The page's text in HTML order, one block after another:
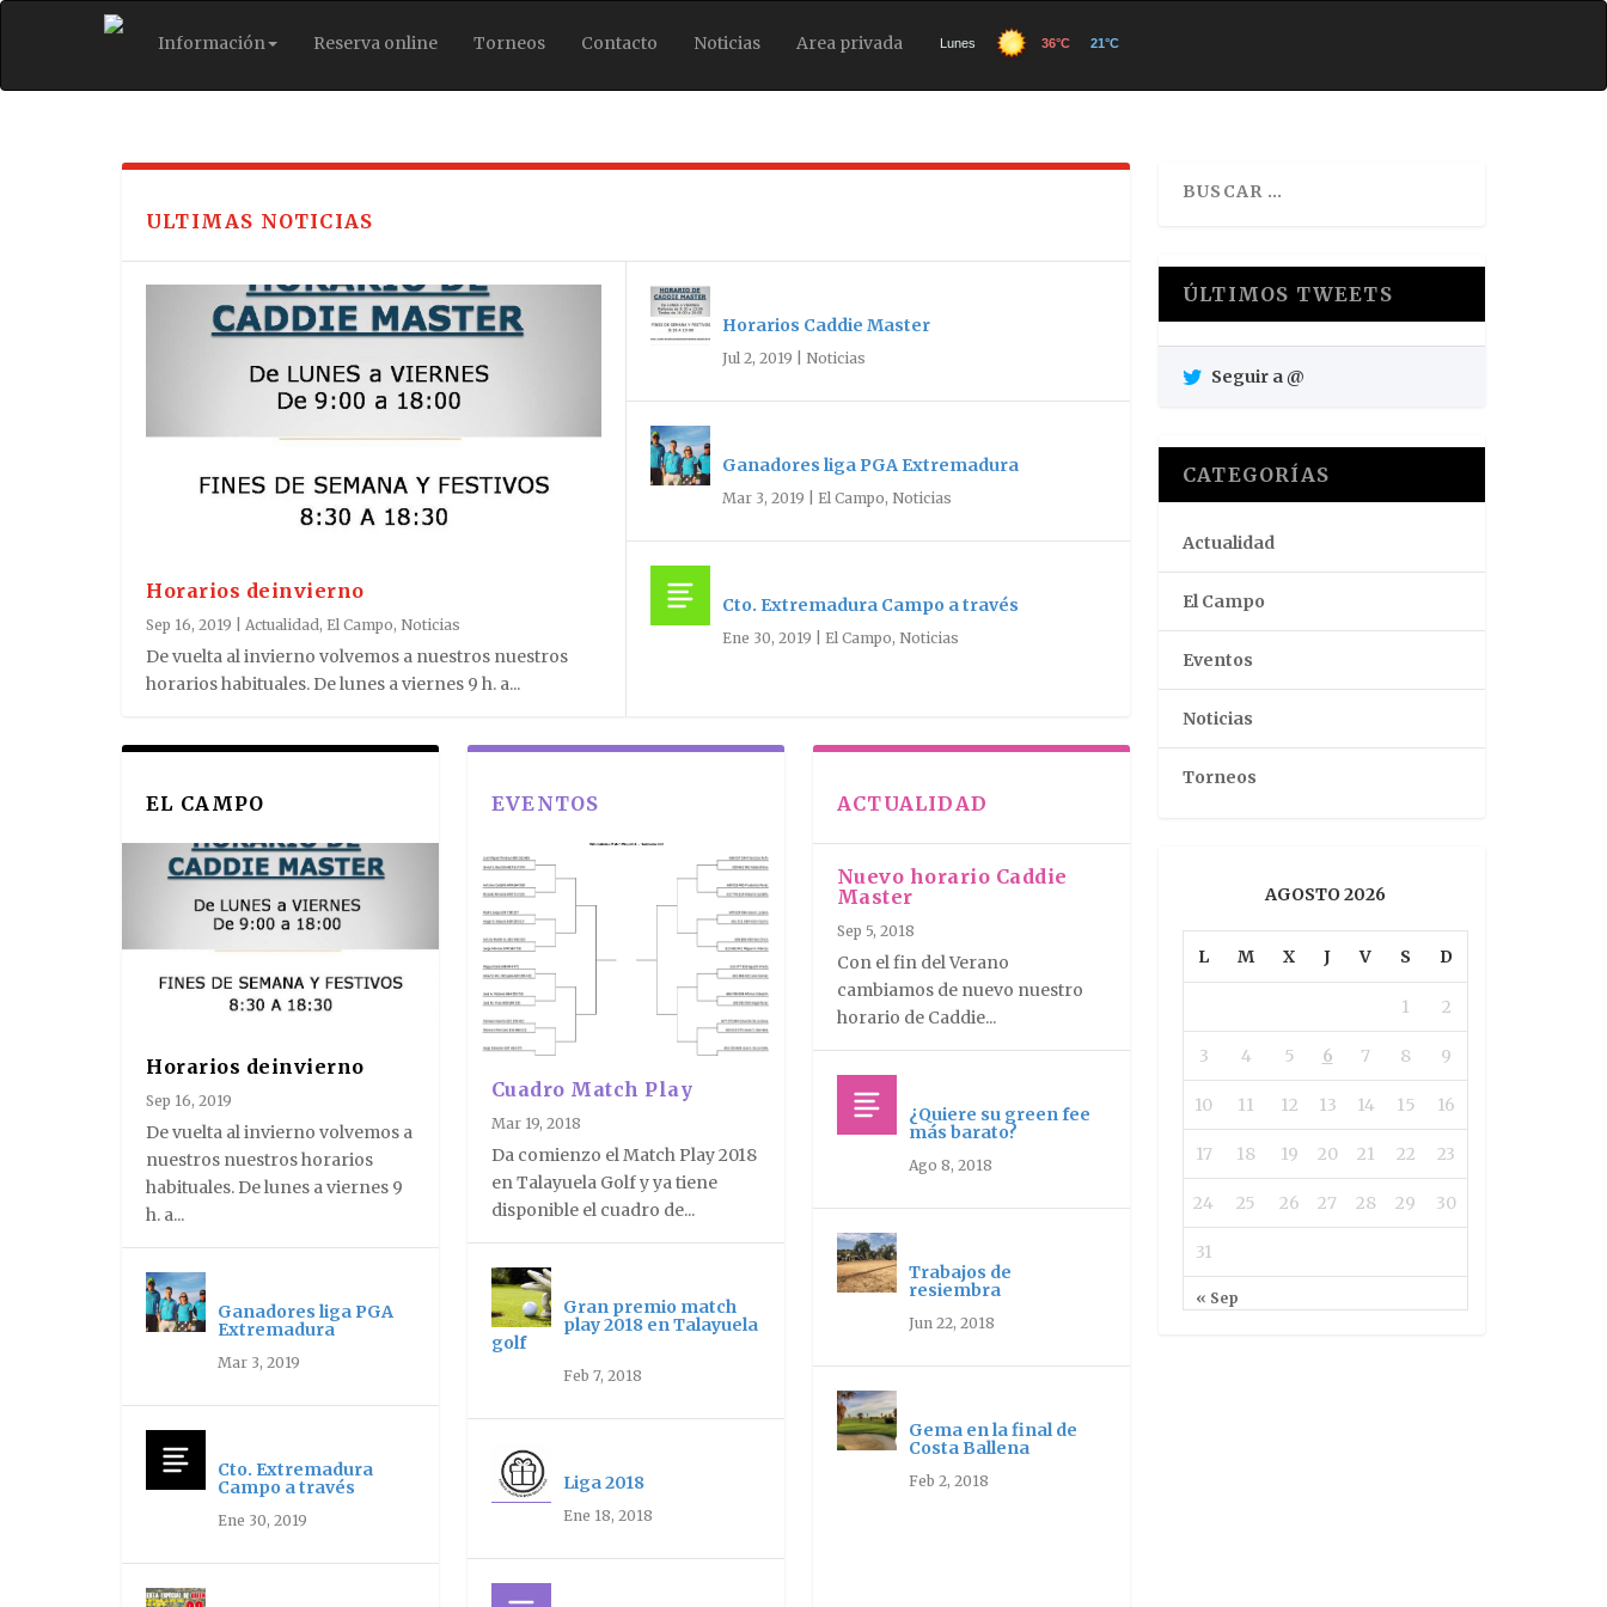
Información Reserva online Torneos Contacto Noticias Area privada
ULTIMAS NOTICIAS
Horarios deinvierno
Sep 16, 2019 Actualidad , El Campo, Noticias
De vuelta al invierno volvemos a nuestros nuestros
horarios habituales. De lunes a viernes 9 h. a...
Horarios Caddie Master
Jul 2, 2019 Noticias
Ganadores liga PGA Extremadura
Mar 3, 2019 El Campo, Noticias
Cto. Extremadura Campo a través
Ene 30, 2019 El Campo, Noticias
EL CAMPO
Horarios deinvierno
Sep 16, 2019
De vuelta al invierno volvemos a
nuestros nuestros horarios
habituales. De lunes a viernes 9
h. a...
Ganadores liga PGA
Extremadura
Mar 3, 2019
Cto. Extremadura
Campo a través
Ene 30, 2019
EVENTOS
Cuadro Match Play
Mar 19, 2018
Da comienzo el Match Play 2018
en Talayuela Golf y ya tiene
disponible el cuadro de...
Gran premio match
play 2018 en Talayuela
golf
Feb 7, 2018
Liga 2018
Ene 18, 2018
ACTUALIDAD
Nuevo horario Caddie
Master
Sep 5, 2018
Con el fin del Verano
cambiamos de nuevo nuestro
horario de Caddie...
¿Quiere su green fee
más barato?
Ago 8, 2018
Trabajos de
resiembra
Jun 22, 2018
Gema en la final de
Costa Ballena
Feb 2, 2018
ÚLTIMOS TWEETS
Seguir a @
CATEGORÍAS
Actualidad
El Campo
Eventos
Noticias
Torneos
AGOSTO 2026
L M X J V S D
« Sep
1 2
3 4 5 6 7 8 9
10 11 12 13 14 15 16
17 18 19 20 21 22 23
24 25 26 27 28 29 30
31